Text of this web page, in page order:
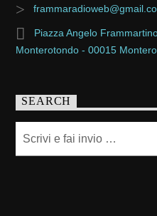
Piazza Angelo
Monterotondo - 00015
SEARCH